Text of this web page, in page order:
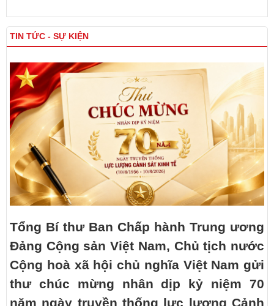
TIN TỨC - SỰ KIỆN
Tổng Bí thư Ban Chấp hành Trung ương
Đảng Cộng sản Việt Nam, Chủ tịch nước
Cộng hoà xã hội chủ nghĩa Việt Nam gửi
thư chúc mừng nhân dịp kỷ niệm 70
năm ngày truyền thống lực lượng Cảnh